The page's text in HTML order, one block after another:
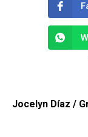
Jocelyn Díaz /